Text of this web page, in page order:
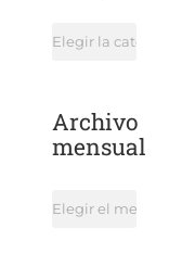
Categorías
Archivo
mensual
Archivo
mensual